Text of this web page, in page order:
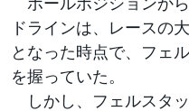
ドラインは、レースの
となった時点で、フェ
を握っていた。
しかし、フェルスタ